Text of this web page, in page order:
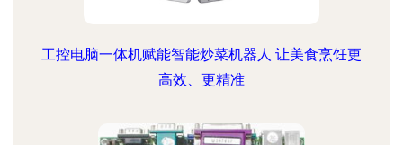
工控电脑一体机赋能智能炒菜机器人 让美食烹饪更
高效、更精准